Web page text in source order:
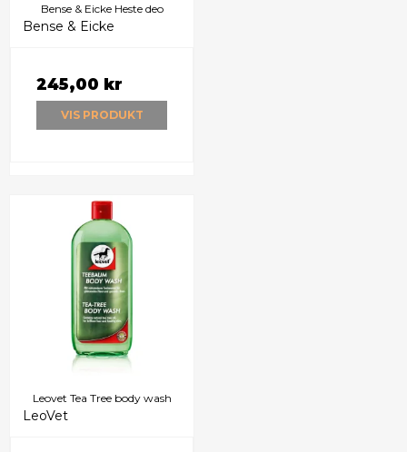
Bense & Eicke Heste deo
Bense & Eicke
245,00 kr
VIS PRODUKT
Leovet Tea Tree body wash
LeoVet